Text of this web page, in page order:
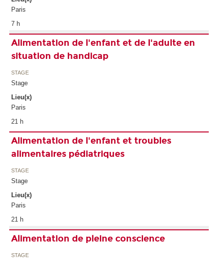
Paris
7 h
Alimentation de l'enfant et de l'adulte en
situation de handicap
STAGE
Stage
Lieu(x)
Paris
21 h
Alimentation de l'enfant et troubles
alimentaires pédiatriques
STAGE
Stage
Lieu(x)
Paris
21 h
Alimentation de pleine conscience
STAGE